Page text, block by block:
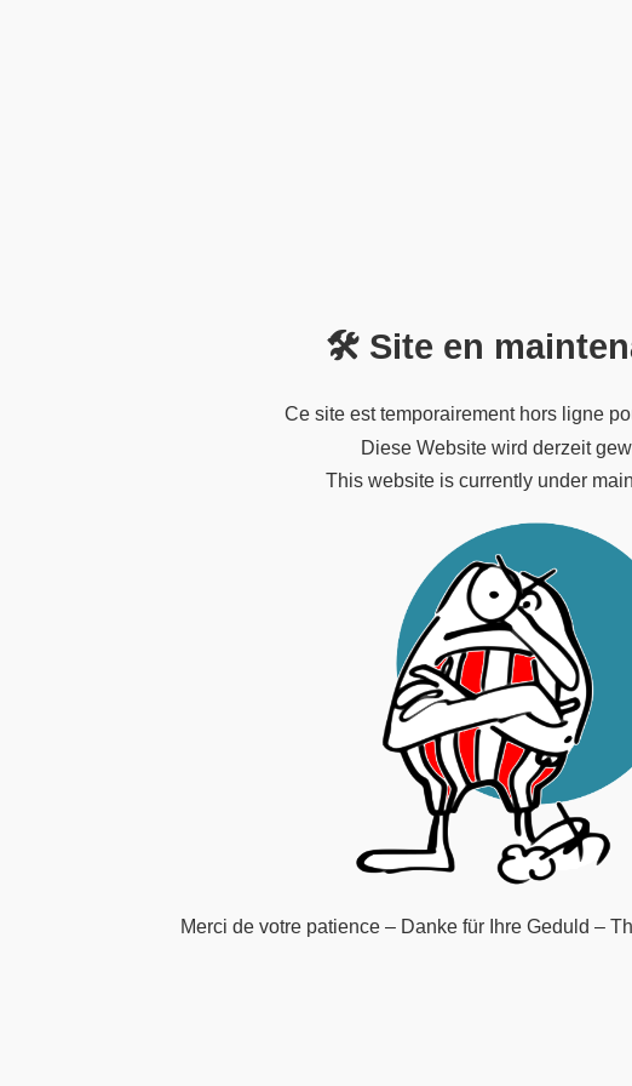
🛠️ Site en
Ce site est temporairement hors ligne
Diese Website wird derzeit
This website is currently under
Merci de votre patience – Danke für Ihre Geduld –